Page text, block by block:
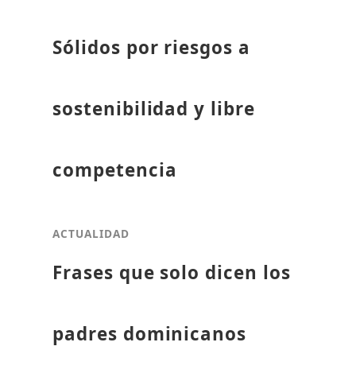
Sólidos por riesgos a
sostenibilidad y libre
competencia
ACTUALIDAD
Frases que solo dicen los
padres dominicanos